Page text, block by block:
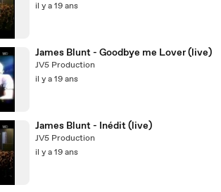
il y a 19 ans
James Blunt - Goodbye me Lover (live)
JV5 Production
il y a 19 ans
James Blunt - Inédit (live)
JV5 Production
il y a 19 ans